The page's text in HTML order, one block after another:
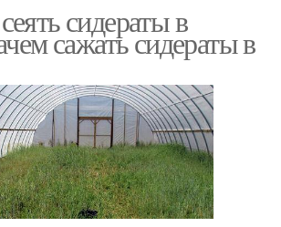
сидераты в
сажать сидераты в